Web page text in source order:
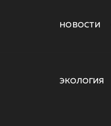
НОВОСТИ
ЭКОЛОГИЯ